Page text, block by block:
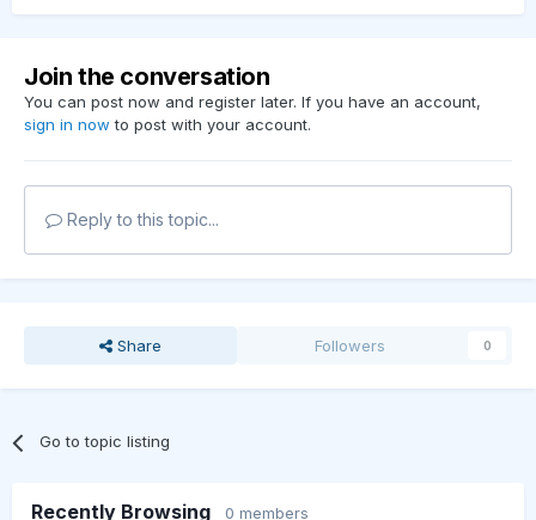
Join the conversation
You can post now and register later. If you have an account,
sign in now to post with your account.
Reply to this topic...
Share Followers 0
Go to topic listing
Recently Browsing 0 members